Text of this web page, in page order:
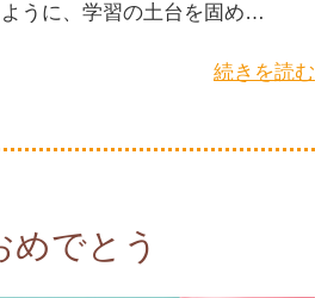
うに、学習の土台を固め…
続きを読む
めでとう